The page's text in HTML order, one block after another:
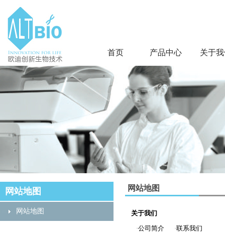
首页 产品中心 关于
网站地图
网站地图
网站地图
关于我们
·公司简介 ·联系我们